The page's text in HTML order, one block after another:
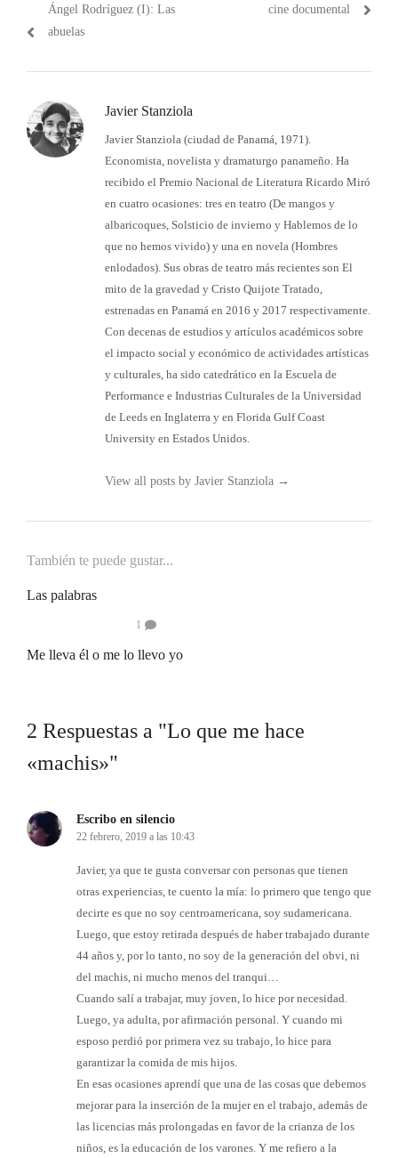
entradas
anterior:
Ángel Rodríguez (I): Las
abuelas
cine documental
Javier Stanziola
Javier Stanziola (ciudad de Panamá, 1971).
Economista, novelista y dramaturgo panameño. Ha
recibido el Premio Nacional de Literatura Ricardo Miró
en cuatro ocasiones: tres en teatro (De mangos y
albaricoques, Solsticio de invierno y Hablemos de lo
que no hemos vivido) y una en novela (Hombres
enlodados). Sus obras de teatro más recientes son El
mito de la gravedad y Cristo Quijote Tratado,
estrenadas en Panamá en 2016 y 2017 respectivamente.
Con decenas de estudios y artículos académicos sobre
el impacto social y económico de actividades artísticas
y culturales, ha sido catedrático en la Escuela de
Performance e Industrias Culturales de la Universidad
de Leeds en Inglaterra y en Florida Gulf Coast
University en Estados Unidos.
View all posts by Javier Stanziola →
También te puede gustar...
Las palabras
1
Me lleva él o me lo llevo yo
2 Respuestas a "Lo que me hace
«machis»"
Escribo en silencio
22 febrero, 2019 a las 10:43
Javier, ya que te gusta conversar con personas que tienen
otras experiencias, te cuento la mía: lo primero que tengo que
decirte es que no soy centroamericana, soy sudamericana.
Luego, que estoy retirada después de haber trabajado durante
44 años y, por lo tanto, no soy de la generación del obvi, ni
del machis, ni mucho menos del tranqui…
Cuando salí a trabajar, muy joven, lo hice por necesidad.
Luego, ya adulta, por afirmación personal. Y cuando mi
esposo perdió por primera vez su trabajo, lo hice para
garantizar la comida de mis hijos.
En esas ocasiones aprendí que una de las cosas que debemos
mejorar para la inserción de la mujer en el trabajo, además de
las licencias más prolongadas en favor de la crianza de los
niños, es la educación de los varones. Y me refiero a la